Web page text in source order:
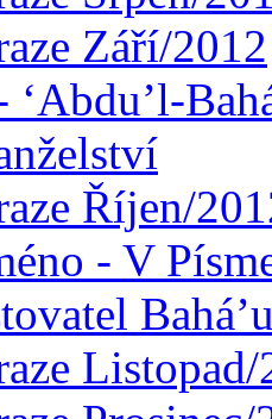
Září/2012
‘Abdu’l-
Říjen/
- V